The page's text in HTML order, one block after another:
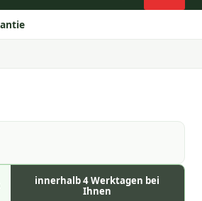
innerhalb 4 Werktagen bei
Ihnen